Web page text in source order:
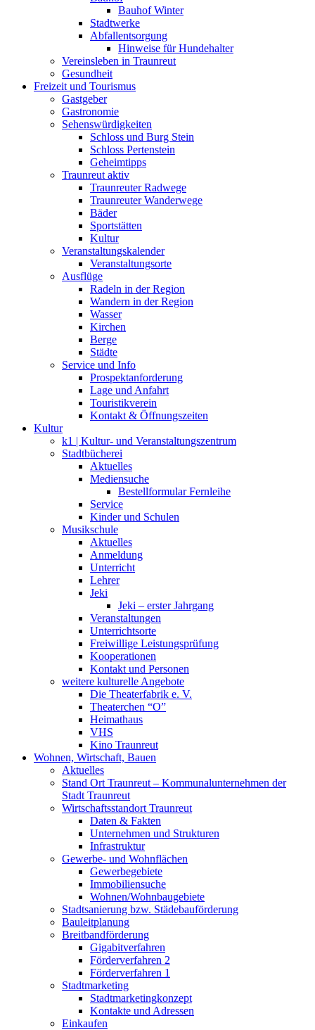
Bauhof Winter
Stadtwerke
Abfallentsorgung
Hinweise für Hundehalter
Vereinsleben in Traunreut
Gesundheit
Freizeit und Tourismus
Gastgeber
Gastronomie
Sehenswürdigkeiten
Schloss und Burg Stein
Schloss Pertenstein
Geheimtipps
Traunreut aktiv
Traunreuter Radwege
Traunreuter Wanderwege
Bäder
Sportstätten
Kultur
Veranstaltungskalender
Veranstaltungsorte
Ausflüge
Radeln in der Region
Wandern in der Region
Wasser
Kirchen
Berge
Städte
Service und Info
Prospektanforderung
Lage und Anfahrt
Touristikverein
Kontakt & Öffnungszeiten
Kultur
k1 | Kultur- und Veranstaltungszentrum
Stadtbücherei
Aktuelles
Mediensuche
Bestellformular Fernleihe
Service
Kinder und Schulen
Musikschule
Aktuelles
Anmeldung
Unterricht
Lehrer
Jeki
Jeki – erster Jahrgang
Veranstaltungen
Unterrichtsorte
Freiwillige Leistungsprüfung
Kooperationen
Kontakt und Personen
weitere kulturelle Angebote
Die Theaterfabrik e. V.
Theaterchen “O”
Heimathaus
VHS
Kino Traunreut
Wohnen, Wirtschaft, Bauen
Aktuelles
Stand Ort Traunreut – Kommunalunternehmen der
Stadt Traunreut
Wirtschaftsstandort Traunreut
Daten & Fakten
Unternehmen und Strukturen
Infrastruktur
Gewerbe- und Wohnflächen
Gewerbegebiete
Immobiliensuche
Wohnen/Wohnbaugebiete
Stadtsanierung bzw. Städebauförderung
Bauleitplanung
Breitbandförderung
Gigabitverfahren
Förderverfahren 2
Förderverfahren 1
Stadtmarketing
Stadtmarketingkonzept
Kontakte und Adressen
Einkaufen